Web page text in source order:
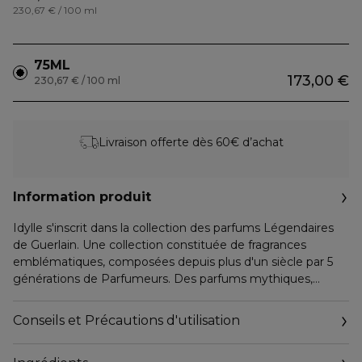
230,67 € / 100 ml
75ML
173,00 €
230,67 € / 100 ml
Livraison offerte dès 60€ d’achat
Information produit
Idylle s'inscrit dans la collection des parfums Légendaires
de Guerlain. Une collection constituée de fragrances
emblématiques, composées depuis plus d'un siècle par 5
générations de Parfumeurs. Des parfums mythiques,
une bibliothèque olfactive unique, trésor incomparable et
inégalé, que la Maison Guerlain s'attache à faire perdurer.
Conseils et Précautions d'utilisation